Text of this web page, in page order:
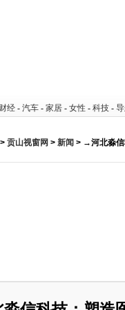
财经 - 汽车 - 家居 - 女性 - 科技 -
> 贡山视窗网 > 新闻 > →河北淼信